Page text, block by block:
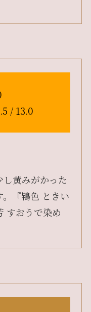
/ 13.0
黄みがかった
『鴇色 ときい
すおうで染め